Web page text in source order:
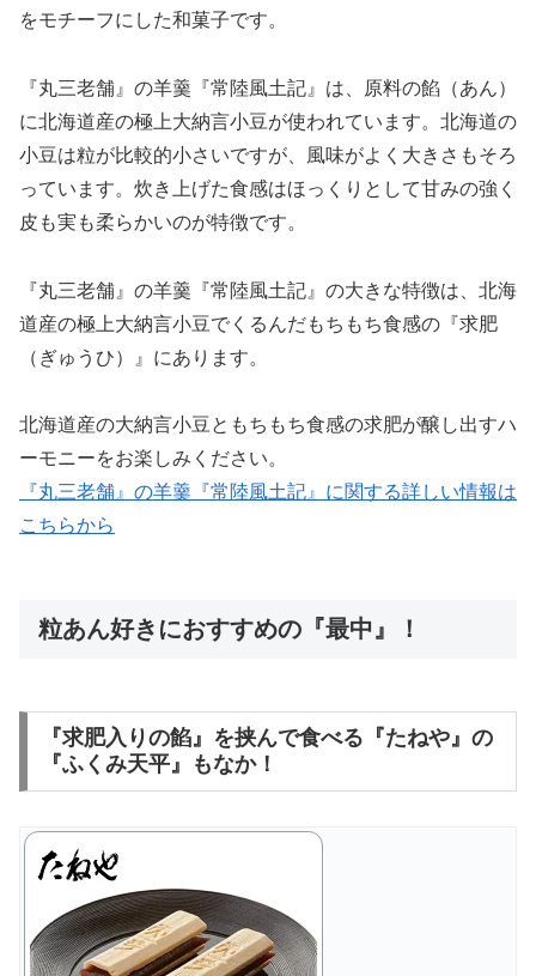
をモチーフにした和菓子です。
『丸三老舗』の羊羹『常陸風土記』は、原料の餡（あん）
に北海道産の極上大納言小豆が使われています。北海道の
小豆は粒が比較的小さいですが、風味がよく大きさもそろ
っています。炊き上げた食感はほっくりとして甘みの強く
皮も実も柔らかいのが特徴です。
『丸三老舗』の羊羹『常陸風土記』の大きな特徴は、北海
道産の極上大納言小豆でくるんだもちもち食感の『求肥
（ぎゅうひ）』にあります。
北海道産の大納言小豆ともちもち食感の求肥が醸し出すハ
ーモニーをお楽しみください。
『丸三老舗』の羊羹『常陸風土記』に関する詳しい情報は
こちらから
粒あん好きにおすすめの『最中』！
『求肥入りの餡』を挟んで食べる『たねや』の
『ふくみ天平』もなか！